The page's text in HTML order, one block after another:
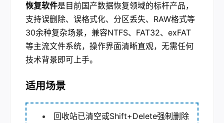
恢复软件是目前国产数据恢复领域的标杆产品，
支持误删除、误格式化、分区丢失、RAW格式等
30余种复杂场景，兼容NTFS、FAT32、exFAT
等主流文件系统，操作界面清晰直观，无需任何
技术背景即可上手。
适用场景
回收站已清空或Shift+Delete强制删除